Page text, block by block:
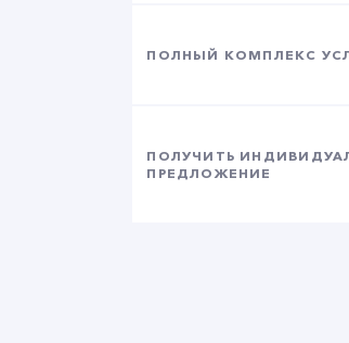
ПОЛНЫЙ КОМПЛЕКС
ПОЛУЧИТЬ
ПРЕДЛОЖЕНИЕ